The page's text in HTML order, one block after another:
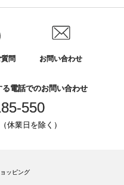
問 お問い合わせ
電話でのお問い合わせ
550
休業日を除く）
ッピング